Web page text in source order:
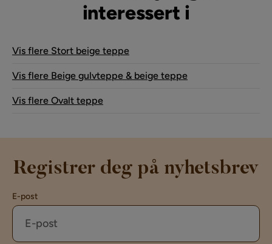
interessert i
Vis flere Stort beige teppe
Vis flere Beige gulvteppe & beige teppe
Vis flere Ovalt teppe
Registrer deg på nyhetsbrev
E-post